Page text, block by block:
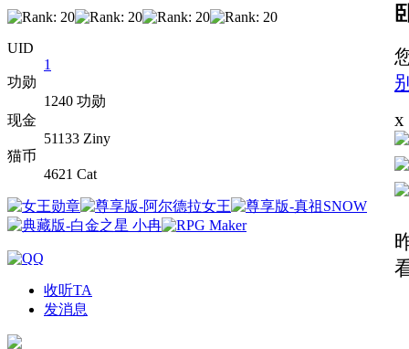
UID
1
功勋
1240 功勋
现金
51133 Ziny
猫币
4621 Cat
收听TA
发消息
x